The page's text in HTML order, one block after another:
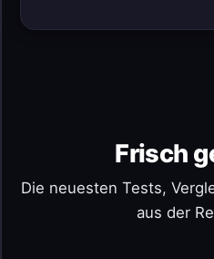
Frisch
Die neuesten Tests,
aus der